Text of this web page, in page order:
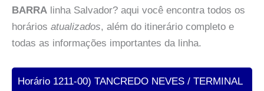
BARRA linha Salvador? aqui você encontra todos os
horários atualizados, além do itinerário completo e
todas as informações importantes da linha.
Horário 1211-00) TANCREDO NEVES / TERMINAL